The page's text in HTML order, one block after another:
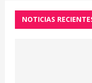
NOTICIAS